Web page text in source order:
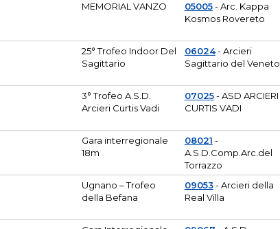
MEMORIAL VANZO 05005- Arc. Kappa
Kosmos Rovereto
25° Trofeo Indoor Del
Sagittario
06024- Arcieri
Sagittario del Veneto
3° Trofeo A.S.D.
Arcieri Curtis Vadi
07025- ASD ARCIERI
CURTIS VADI
Gara interregionale
18m
08021 -
A.S.D.Comp.Arc.del
Torrazzo
Ugnano – Trofeo
della Befana
09053- Arcieri della
Real Villa